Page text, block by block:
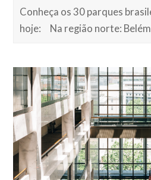
Conheça os 30 parques
hoje: Na região norte: